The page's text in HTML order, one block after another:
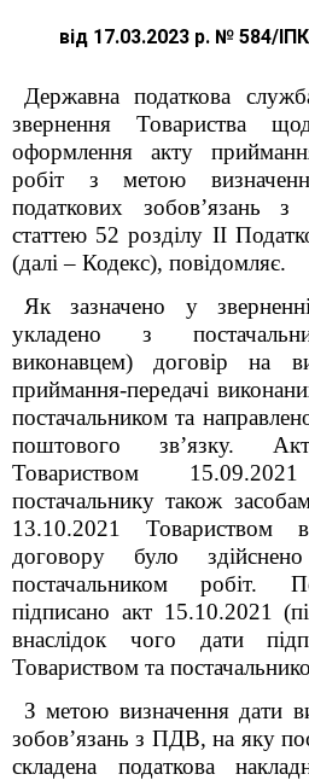
від 17.03.2023 р. № 584/
Державна податкова
звернення Товариства
оформлення акту
робіт з метою
податкових зобов’язань
статтею 52 розділу II
(далі – Кодекс), повідомляє.
Як зазначено у
укладено з
виконавцем) договір на
приймання-передачі
постачальником та
поштового зв’язку.
Товариством
постачальнику також
13.10.2021 Товариством
договору було
постачальником робіт.
підписано акт 15.10.2021
внаслідок чого дати
Товариством та
З метою визначення дати
зобов’язань з ПДВ, на яку
складена податкова